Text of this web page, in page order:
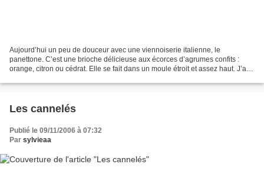
Aujourd’hui un peu de douceur avec une viennoiserie italienne, le
panettone. C’est une brioche délicieuse aux écorces d’agrumes confits :
orange, citron ou cédrat. Elle se fait dans un moule étroit et assez haut. J’ai
Les cannelés
Publié le 09/11/2006 à 07:32
Par sylvieaa